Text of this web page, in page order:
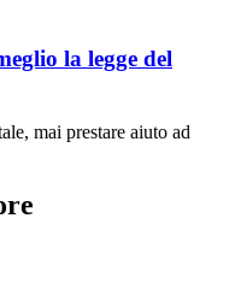
la legge del
mai prestare aiuto ad